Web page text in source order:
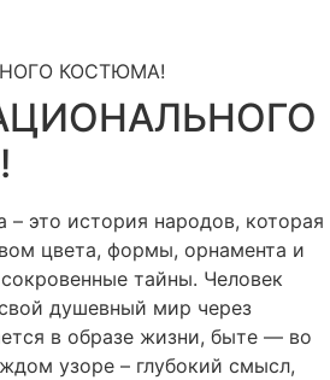
КОСТЮМА!
это история народов, которая
цвета, формы, орнамента и
тайны. Человек
душевный мир через
в образе жизни, быте — во
узоре – глубокий смысл,